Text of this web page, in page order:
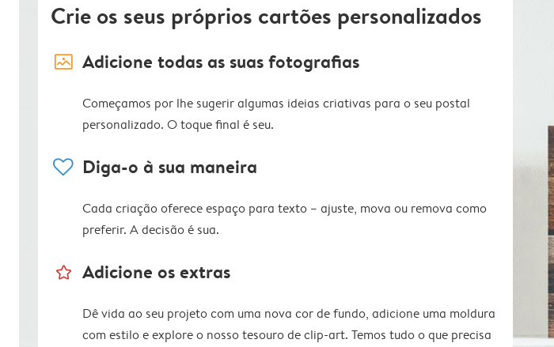
Crie os seus próprios cartões personalizados
image_placeholder Adicione todas as suas fotografias
Começamos por lhe sugerir algumas ideias criativas para o seu postal
personalizado. O toque final é seu.
heart Diga-o à sua maneira
Cada criação oferece espaço para texto – ajuste, mova ou remova como
preferir. A decisão é sua.
star_outline Adicione os extras
Dê vida ao seu projeto com uma nova cor de fundo, adicione uma moldura
com estilo e explore o nosso tesouro de clip-art. Temos tudo o que precisa